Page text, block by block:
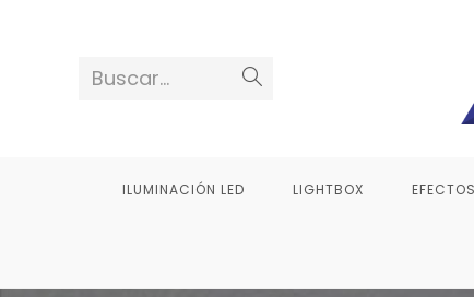
Buscar...
ILUMINACIÓN LED LIGHTBOX